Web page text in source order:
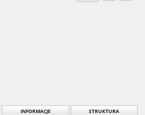
INFORMACJE STRUKTURA